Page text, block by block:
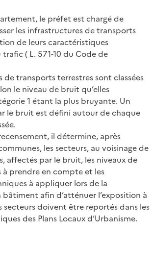
le préfet est chargé de
les infrastructures de transports
de leurs caractéristiques
( L. 571-10 du Code de
de transports terrestres sont classées
le niveau de bruit qu’elles
1 étant la plus bruyante. Un
le bruit est défini autour de chaque
il détermine, après
les secteurs, au voisinage de
affectés par le bruit, les niveaux de
à prendre en compte et les
à appliquer lors de la
afin d’atténuer l’exposition à
secteurs doivent être reportés dans les
des Plans Locaux d’Urbanisme.